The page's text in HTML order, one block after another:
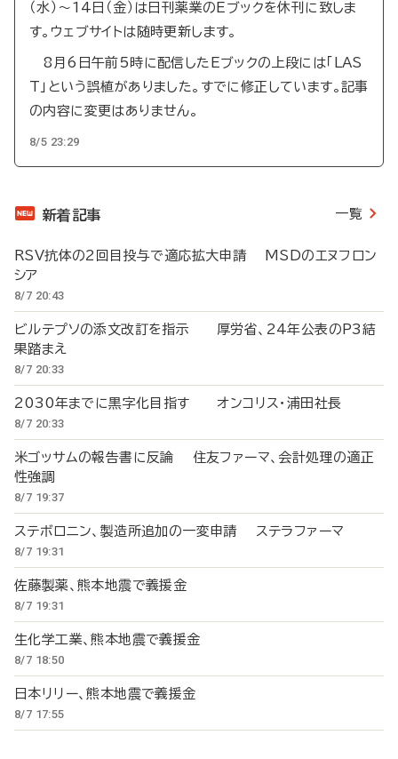
（水）～14日（金）は日刊薬業のEブックを休刊に致しま
す。ウェブサイトは随時更新します。
8月6日午前5時に配信したEブックの上段には「LAS
T」という誤植がありました。すでに修正しています。記事
の内容に変更はありません。
8/5 23:29
新着記事 一覧
RSV抗体の2回目投与で適応拡大申請 MSDのエヌフロン
シア
8/7 20:43
ビルテプソの添文改訂を指示 厚労省、24年公表のP3結
果踏まえ
8/7 20:33
2030年までに黒字化目指す オンコリス・浦田社長
8/7 20:33
米ゴッサムの報告書に反論 住友ファーマ、会計処理の適正
性強調
8/7 19:37
ステボロニン、製造所追加の一変申請 ステラファーマ
8/7 19:31
佐藤製薬、熊本地震で義援金
8/7 19:31
生化学工業、熊本地震で義援金
8/7 18:50
日本リリー、熊本地震で義援金
8/7 17:55